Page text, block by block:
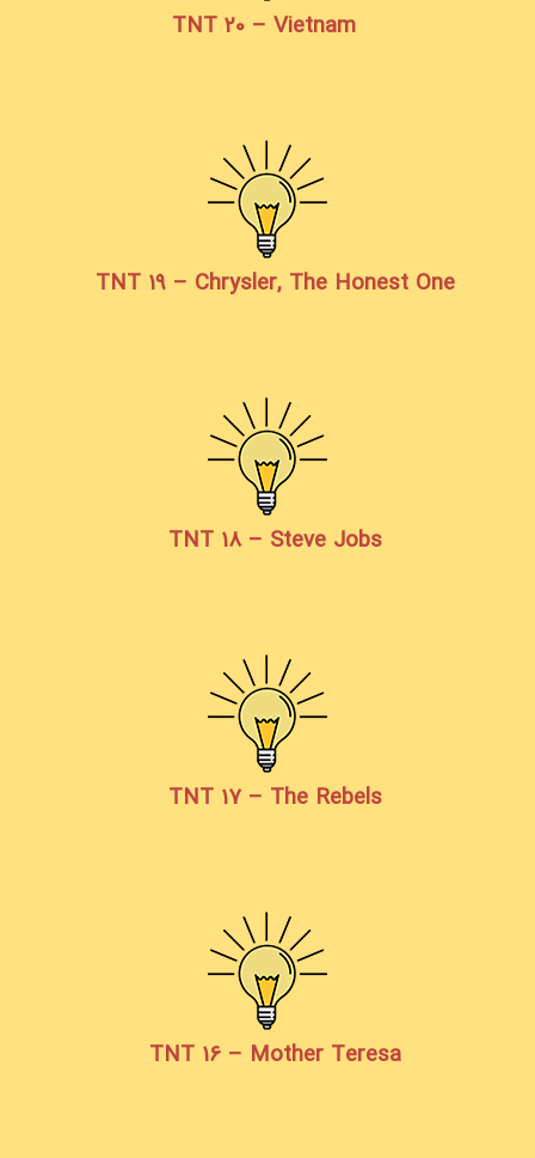
TNT 20 – Vietnam
TNT 19 – Chrysler, The Honest One
TNT 18 – Steve Jobs
TNT 17 – The Rebels
TNT 16 – Mother Teresa